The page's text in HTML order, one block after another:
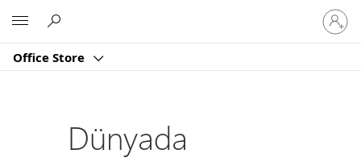
Office Store
oturum
açın
Dünyada